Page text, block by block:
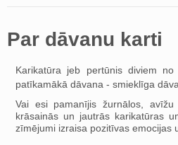
Par dāvanu karti
Karikatūra jeb pertūnis diviem no
patīkamākā dāvana - smieklīga
Vai esi pamanījis žurnālos,
krāsainās un jautrās karikatūras
zīmējumi izraisa pozitīvas emocijas